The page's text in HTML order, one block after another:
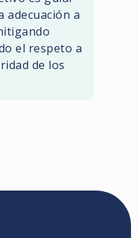
adecuación a
el respeto a
de los